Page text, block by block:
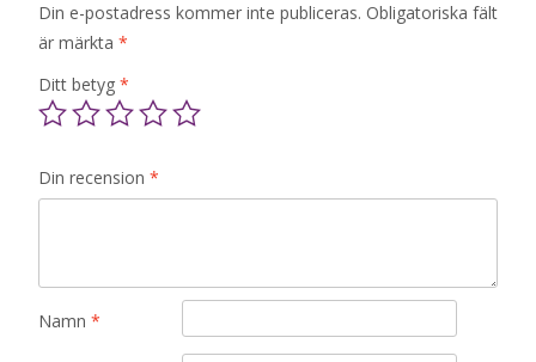
Din e-postadress kommer inte publiceras. Obligatoriska fält
är märkta *
Ditt betyg *
Din recension *
Namn *